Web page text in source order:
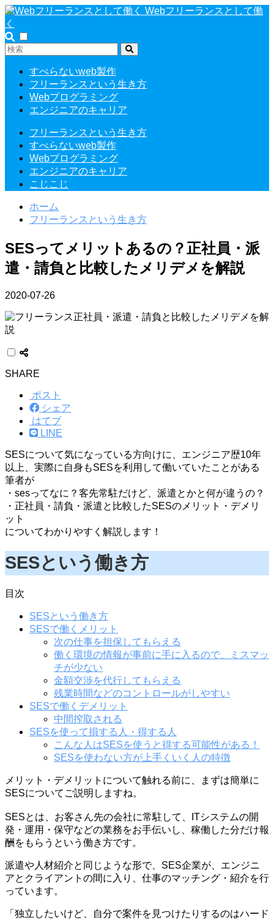
Webフリーランスとして働
く
すべらないweb製作
フリーランスという生き方
Webプログラミング
エンジニアのキャリア
フリーランスという生き方
すべらないweb製作
Webプログラミング
エンジニアのキャリア
こじこじ
ホーム
フリーランスという生き方
SESってメリットあるの？正社員・派
遣・請負と比較したメリデメを解説
2020-07-26
SHARE
ポスト
シェア
はてブ
LINE
SESについて気になっている方向けに、エンジニア歴10年
以上、実際に自身もSESを利用して働いていたことがある
筆者が
・sesってなに？客先常駐だけど、派遣とかと何が違うの？
・正社員・請負・派遣と比較したSESのメリット・デメリ
ット
についてわかりやすく解説します！
SESという働き方
目次
SESという働き方
SESで働くメリット
次の仕事を担保してもらえる
働く環境の情報が事前に手に入るので、ミスマッ
チが少ない
金額交渉を代行してもらえる
残業時間などのコントロールがしやすい
SESで働くデメリット
中間搾取される
SESを使って損する人・得する人
こんな人はSESを使うと得する可能性がある！
SESを使わない方が上手くいく人の特徴
メリット・デメリットについて触れる前に、まずは簡単に
SESについてご説明しますね。
SESとは、お客さん先の会社に常駐して、ITシステムの開
発・運用・保守などの業務をお手伝いし、稼働した分だけ報
酬をもらうという働き方です。
派遣や人材紹介と同じような形で、SES企業が、エンジニ
アとクライアントの間に入り、仕事のマッチング・紹介を行
っています。
「独立したいけど、自分で案件を見つけたりするのはハード